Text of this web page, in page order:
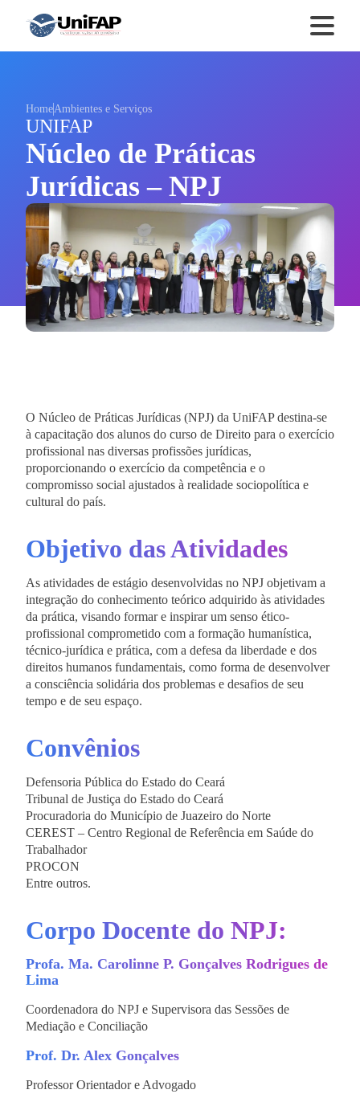
HomeAmbientes e Serviços
UNIFAP
Núcleo de Práticas
Jurídicas – NPJ
O Núcleo de Práticas Jurídicas (NPJ) da UniFAP destina-se
à capacitação dos alunos do curso de Direito para o exercício
profissional nas diversas profissões jurídicas,
proporcionando o exercício da competência e o
compromisso social ajustados à realidade sociopolítica e
cultural do país.
Objetivo das Atividades
As atividades de estágio desenvolvidas no NPJ objetivam a
integração do conhecimento teórico adquirido às atividades
da prática, visando formar e inspirar um senso ético-
profissional comprometido com a formação humanística,
técnico-jurídica e prática, com a defesa da liberdade e dos
direitos humanos fundamentais, como forma de desenvolver
a consciência solidária dos problemas e desafios de seu
tempo e de seu espaço.
Convênios
Defensoria Pública do Estado do Ceará
Tribunal de Justiça do Estado do Ceará
Procuradoria do Município de Juazeiro do Norte
CEREST – Centro Regional de Referência em Saúde do
Trabalhador
PROCON
Entre outros.
Corpo Docente do NPJ:
Profa. Ma. Carolinne P. Gonçalves Rodrigues de
Lima
Coordenadora do NPJ e Supervisora das Sessões de
Mediação e Conciliação
Prof. Dr. Alex Gonçalves
Professor Orientador e Advogado